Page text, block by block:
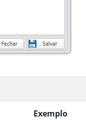
Exemplo